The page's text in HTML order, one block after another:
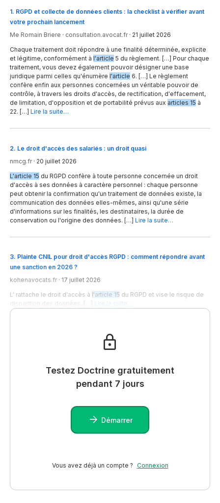
1. RGPD et collecte de données clients : la checklist à vérifier avant
votre prochain lancement
Me Romain Briere · consultation.avocat.fr· 21 juillet 2026
Chaque traitement doit répondre à une finalité déterminée, explicite
et légitime, conformément à l'article 5 du règlement. […] Pour chaque
traitement, vous devez également pouvoir désigner une base
juridique parmi celles qu'énumère l'article 6. […] Le règlement
confère enfin aux personnes concernées un véritable pouvoir de
contrôle, à travers les droits d'accès, de rectification, d'effacement,
de limitation, d'opposition et de portabilité prévus aux articles 15 à
22. […] Lire la suite…
2. Le droit d'accès des salariés : un droit quasi
nmcg.fr· 20 juillet 2026
L'article 15 du RGPD confère à toute personne concernée un droit
d'accès à ses données à caractère personnel : chaque personne
peut obtenir la confirmation qu'un traitement de données existe, la
communication des données elles-mêmes, ainsi qu'une série
d'informations sur les finalités, les destinataires, la durée de
conservation ou l'origine des données. […] Lire la suite…
3. Plainte CNIL pour droit d'accès RGPD : comment répondre avant
une sanction en 2026 ?
kohenavocats.fr · 17 juillet 2026
L' rattache le droit d'accès à l'article 15 du RGPD et vise le risque de
disparition des données. […] Lire la suite…
Testez Doctrine gratuitement
pendant 7 jours
Démarrer
Vous avez déjà un compte ? Connexion